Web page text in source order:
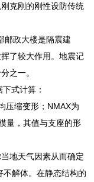
克刚的刚性设防传统
邮政大楼是隔震建
了较大作用。地震记
之一。
式计算：
压缩变形；NMAX为
量，其值与支座的形
地天气因素从而确定
解体。在静态结构的